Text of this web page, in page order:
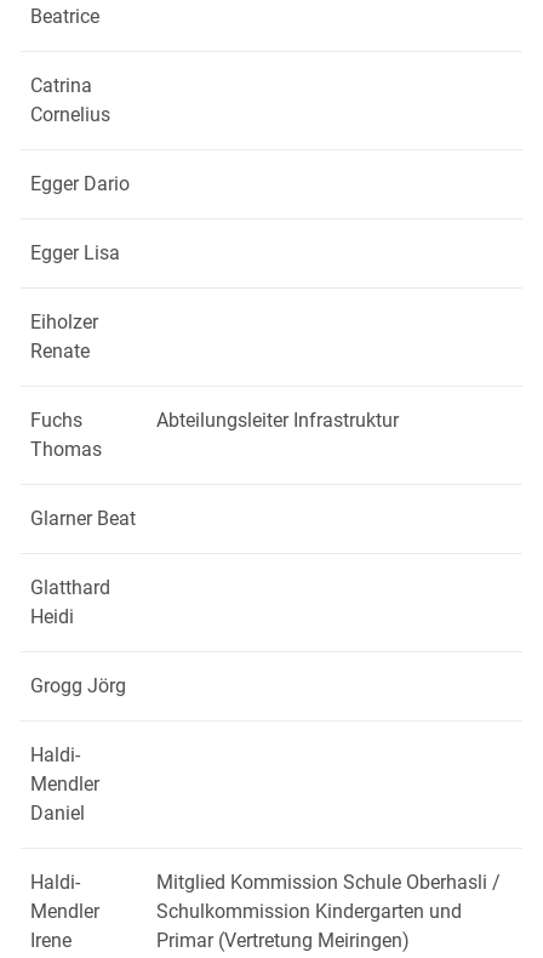
Beatrice
Catrina
Cornelius
Egger Dario
Egger Lisa
Eiholzer
Renate
Fuchs
Thomas
Abteilungsleiter Infrastruktur
Glarner Beat
Glatthard
Heidi
Grogg Jörg
Haldi-
Mendler
Daniel
Haldi-
Mendler
Irene
Mitglied Kommission Schule Oberhasli /
Schulkommission Kindergarten und
Primar (Vertretung Meiringen)